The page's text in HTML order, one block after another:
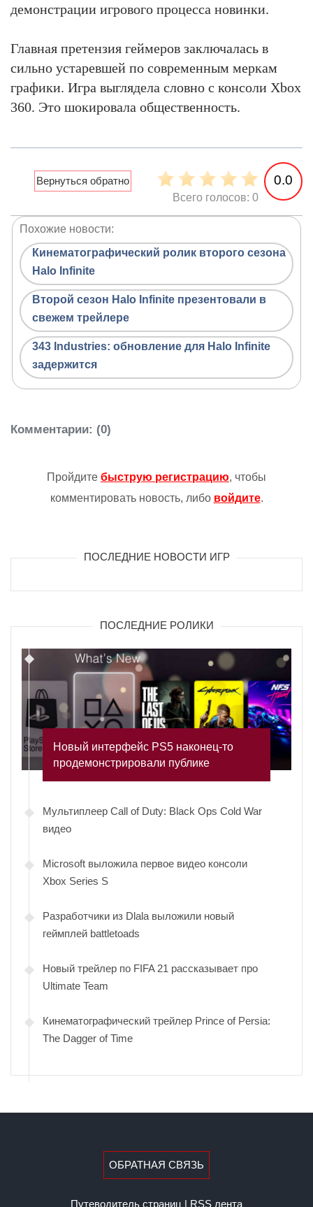
демонстрации игрового процесса новинки.
Главная претензия геймеров заключалась в
сильно устаревшей по современным меркам
графики. Игра выглядела словно с консоли Xbox
360. Это шокировала общественность.
0.0
Всего голосов: 0
Похожие новости:
Кинематографический ролик второго сезона
Halo Infinite
Второй сезон Halo Infinite презентовали в
свежем трейлере
343 Industries: обновление для Halo Infinite
задержится
Комментарии: (0)
Пройдите быструю регистрацию, чтобы
комментировать новость, либо войдите.
ПОСЛЕДНИЕ НОВОСТИ ИГР
ПОСЛЕДНИЕ РОЛИКИ
Новый интерфейс PS5 наконец-то
продемонстрировали публике
Мультиплеер Call of Duty: Black Ops Cold War
видео
Microsoft выложила первое видео консоли
Xbox Series S
Разработчики из Dlala выложили новый
геймплей battletoads
Новый трейлер по FIFA 21 рассказывает про
Ultimate Team
Кинематографический трейлер Prince of Persia:
The Dagger of Time
ОБРАТНАЯ СВЯЗЬ
Путеводитель страниц | RSS лента